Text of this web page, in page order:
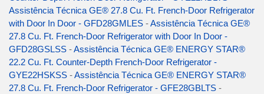
Assistência Técnica GE® 27.8 Cu. Ft. French-Door Refrigerator
with Door In Door - GFD28GMLES -Assistência Técnica GE®
27.8 Cu. Ft. French-Door Refrigerator with Door In Door -
GFD28GSLSS -Assistência Técnica GE® ENERGY STAR®
22.2 Cu. Ft. Counter-Depth French-Door Refrigerator -
GYE22HSKSS -Assistência Técnica GE® ENERGY STAR®
27.8 Cu. Ft. French-Door Refrigerator - GFE28GBLTS -